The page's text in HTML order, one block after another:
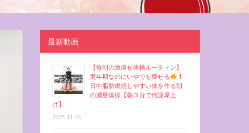
最新動画
【毎朝の激痩せ体操ルーティン】
更年期なのにいやでも痩せる
1
日中脂肪燃焼しやすい体を作る朝
の減量体操【朝３分で代謝爆上
げ】
2025-11-16